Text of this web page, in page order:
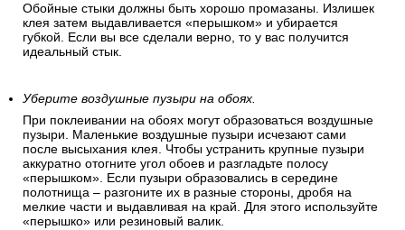
Обойные стыки должны быть хорошо промазаны. Излишек
клея затем выдавливается «перышком» и убирается
губкой. Если вы все сделали верно, то у вас получится
идеальный стык.
Уберите воздушные пузыри на обоях.
При поклеивании на обоях могут образоваться воздушные
пузыри. Маленькие воздушные пузыри исчезают сами
после высыхания клея. Чтобы устранить крупные пузыри
аккуратно отогните угол обоев и разгладьте полосу
«перышком». Если пузыри образовались в середине
полотнища – разгоните их в разные стороны, дробя на
мелкие части и выдавливая на край. Для этого используйте
«перышко» или резиновый валик.